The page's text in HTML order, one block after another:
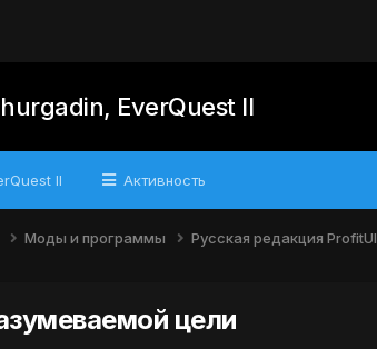
EverQuest II
II Активность
Моды и программы Русская редакция ProfitUI
цели